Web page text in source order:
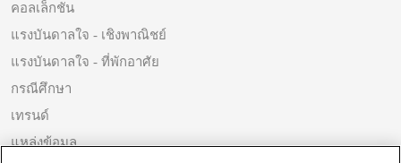
คอลเล็กชัน
แรงบันดาลใจ - เชิงพาณิชย์
แรงบันดาลใจ - ที่พักอาศัย
กรณีศึกษา
เทรนด์
แหล่งข้อมูล